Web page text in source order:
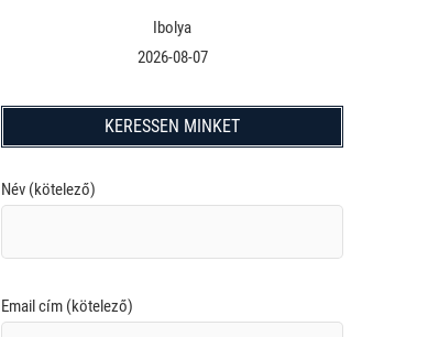
Ibolya
2026-08-07
KERESSEN MINKET
Név (kötelező)
Email cím (kötelező)